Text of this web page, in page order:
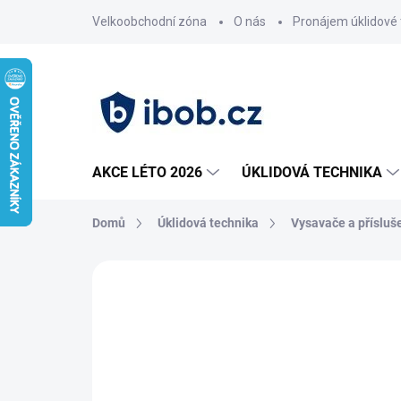
Velkoobchodní zóna O nás Pronájem
AKCE LÉTO 2026 ÚKLIDOVÁ TECHNIKA
Domů Úklidová technika Vysavače a